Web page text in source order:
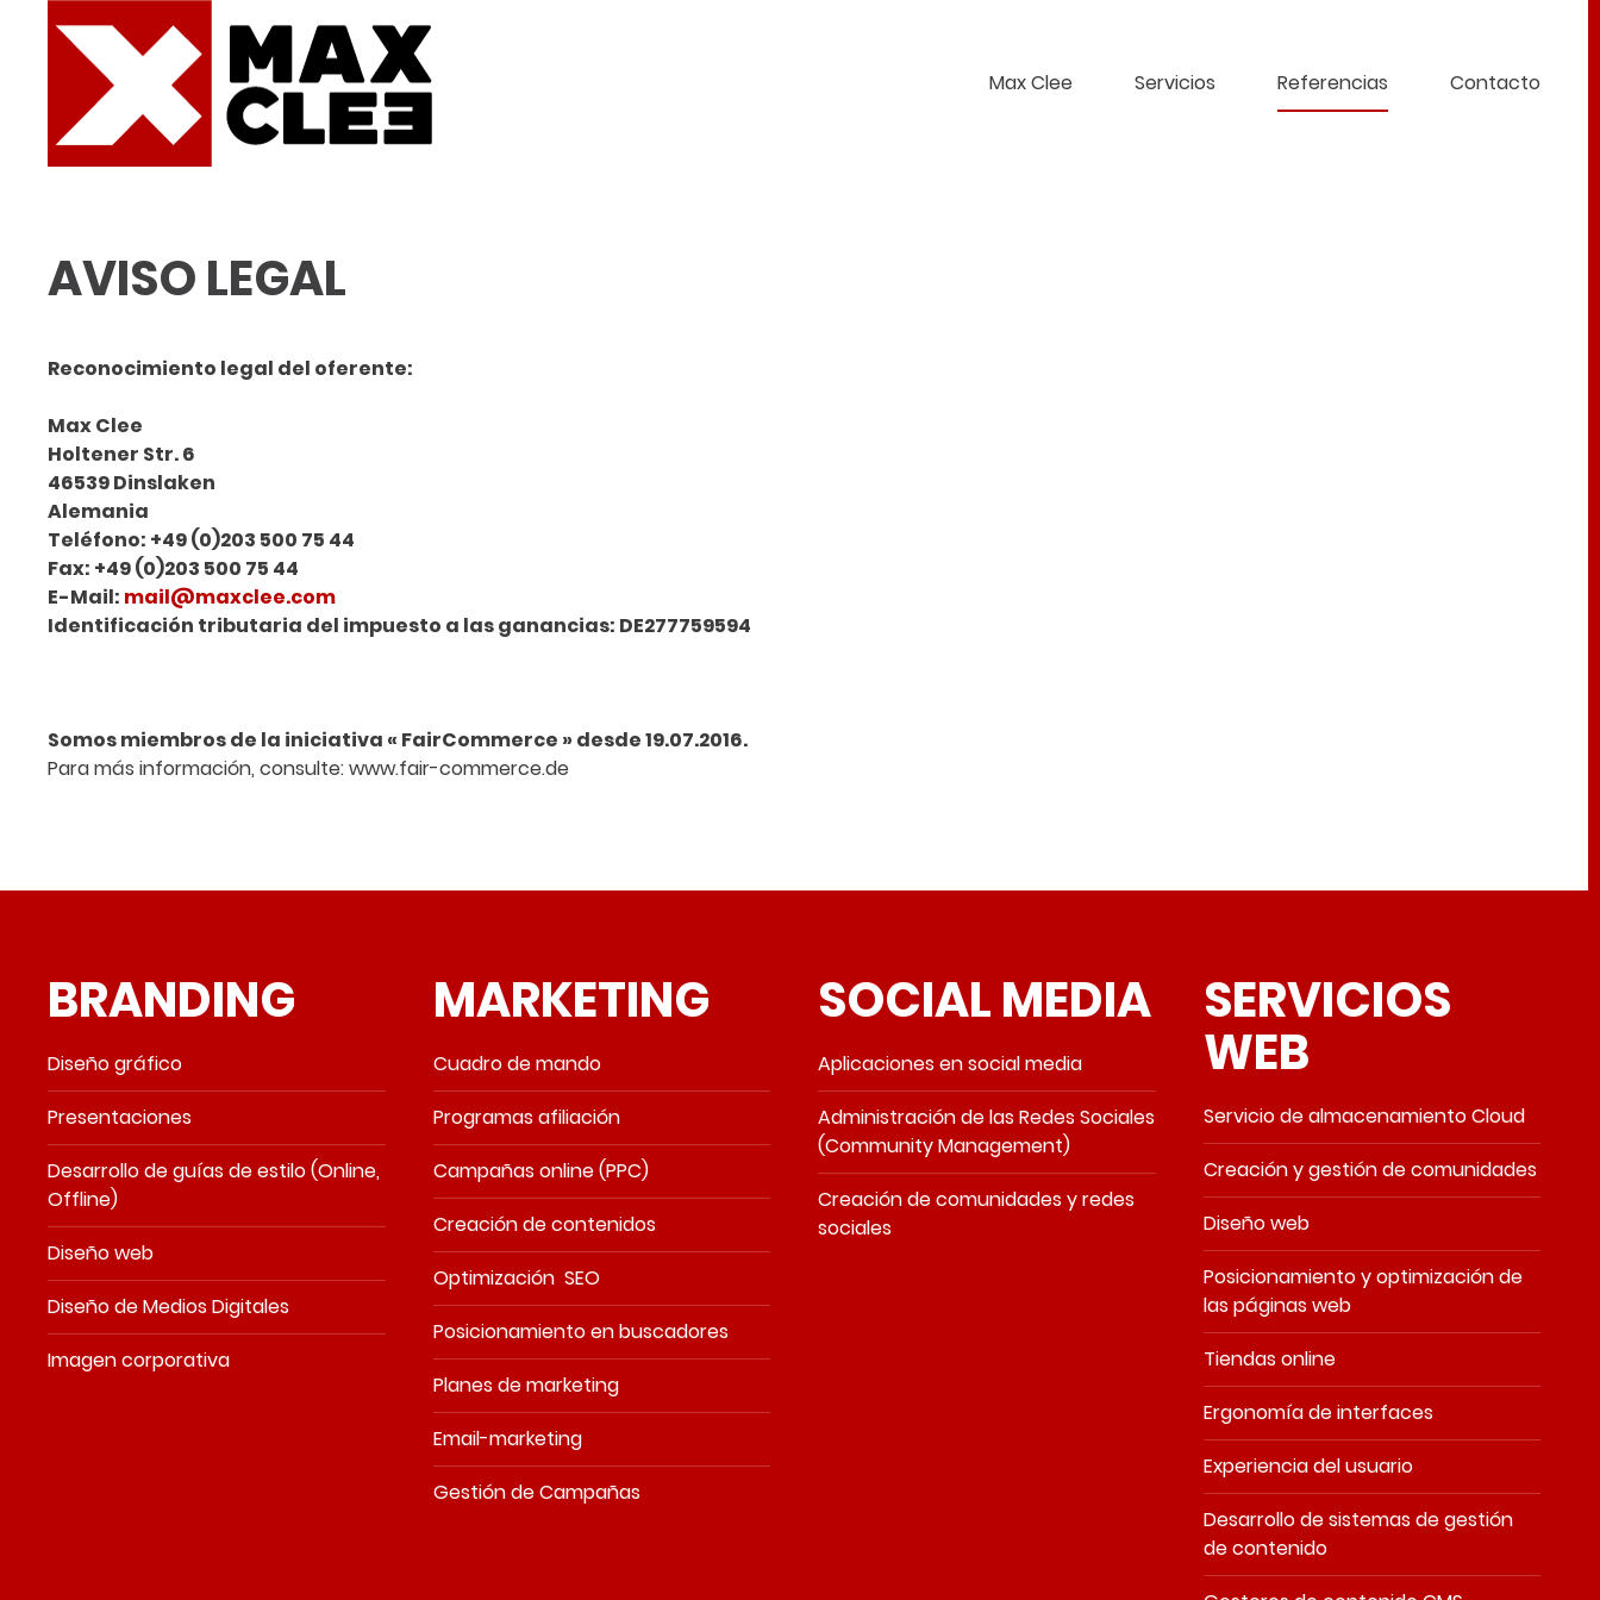
Max Clee Servicios Referencias Contacto
AVISO LEGAL
Reconocimiento legal del oferente:
Max Clee
Holtener Str. 6
46539 Dinslaken
Alemania
Teléfono: +49 (0)203 500 75 44
Fax: +49 (0)203 500 75 44
E-Mail: mail@maxclee.com
Identificación tributaria del impuesto a las ganancias: DE277759594
Somos miembros de la iniciativa « FairCommerce » desde 19.07.2016.
Para más información, consulte: www.fair-commerce.de
BRANDING
Diseño gráfico
Presentaciones
Desarrollo de guías de estilo (Online,
Offline)
Diseño web
Diseño de Medios Digitales
Imagen corporativa
MARKETING
Cuadro de mando
Programas afiliación
Campañas online (PPC)
Creación de contenidos
Optimización SEO
Posicionamiento en buscadores
Planes de marketing
Email-marketing
Gestión de Campañas
SOCIAL MEDIA
Aplicaciones en social media
Administración de las Redes Sociales
(Community Management)
Creación de comunidades y redes
sociales
SERVICIOS
WEB
Servicio de almacenamiento Cloud
Creación y gestión de comunidades
Diseño web
Posicionamiento y optimización de
las páginas web
Tiendas online
Ergonomía de interfaces
Experiencia del usuario
Desarrollo de sistemas de gestión
de contenido